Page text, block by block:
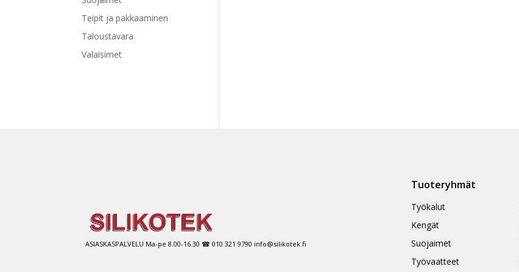
Teipit ja pakkaaminen
Taloustavara
Valaisimet
ASIASKASPALVELU Ma-pe 8.00-16.30 ☎ 010 321 9790 info@silikotek.fi
Tuoteryhmät
Työkalut
Kengät
Suojaimet
Työvaatteet